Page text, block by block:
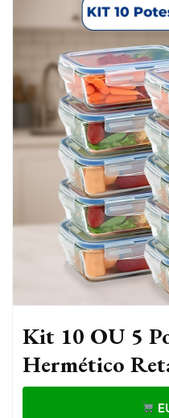
Kit 10 OU 5
Hermético
Marmita Fit